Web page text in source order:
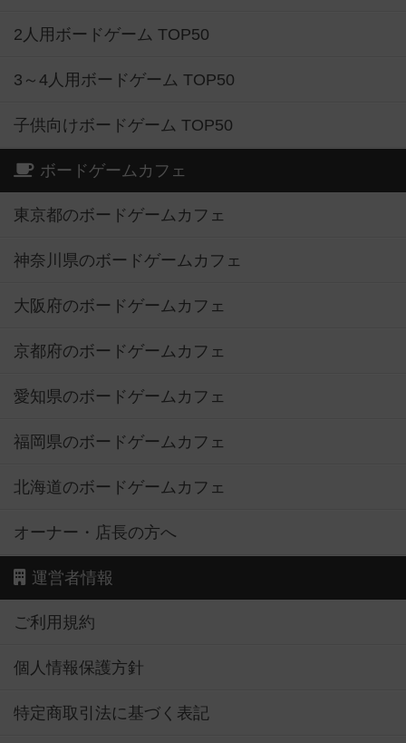
2人用ボードゲーム TOP50
3～4人用ボードゲーム TOP50
子供向けボードゲーム TOP50
ボードゲームカフェ
東京都のボードゲームカフェ
神奈川県のボードゲームカフェ
大阪府のボードゲームカフェ
京都府のボードゲームカフェ
愛知県のボードゲームカフェ
福岡県のボードゲームカフェ
北海道のボードゲームカフェ
オーナー・店長の方へ
運営者情報
ご利用規約
個人情報保護方針
特定商取引法に基づく表記